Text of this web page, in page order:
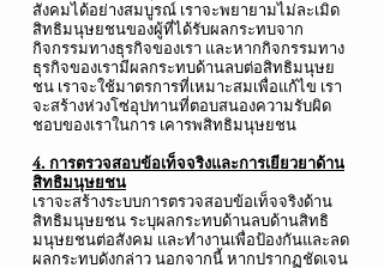
สังคมได้อย่างสมบูรณ์ เราจะพยายามไม่ละเมิด
สิทธิมนุษยชนของผู้ที่ได้รับผลกระทบจาก
กิจกรรมทางธุรกิจของเรา และหากกิจกรรมทาง
ธุรกิจของเรามีผลกระทบด้านลบต่อสิทธิมนุษย
ชน เราจะใช้มาตรการที่เหมาะสมเพื่อแก้ไข เรา
จะสร้างห่วงโซ่อุปทานที่ตอบสนองความรับผิด
ชอบของเราในการ เคารพสิทธิมนุษยชน
4. การตรวจสอบข้อเท็จจริงและการเยียวยาด้าน
สิทธิมนุษยชน
เราจะสร้างระบบการตรวจสอบข้อเท็จจริงด้าน
สิทธิมนุษยชน ระบุผลกระทบด้านลบด้านสิทธิ
มนุษยชนต่อสังคม และทำงานเพื่อป้องกันและลด
ผลกระทบดังกล่าว นอกจากนี้ หากปรากฏชัดเจน